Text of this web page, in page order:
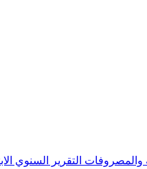
والمصروفات التقرير السنوي